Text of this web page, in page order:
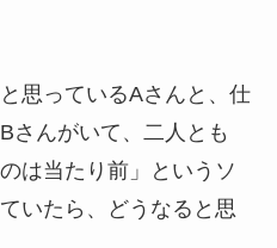
思っているAさんと、仕
さんがいて、二人とも
は当たり前」というソ
いたら、どうなると思